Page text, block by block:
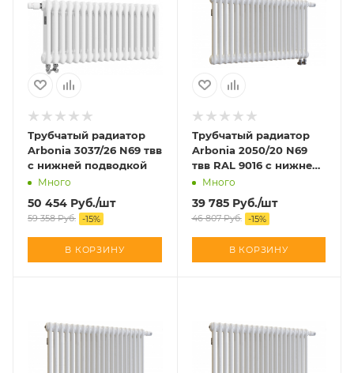
Трубчатый радиатор
Arbonia 3037/26 N69 твв
с нижней подводкой
Много
50 454 Руб./шт
59 358Руб. -15%
В КОРЗИНУ
Трубчатый радиатор
Arbonia 2050/20 N69
твв RAL 9016 с нижней
подводкой
Много
39 785Руб./шт
46 807Руб. -15%
В КОРЗИНУ